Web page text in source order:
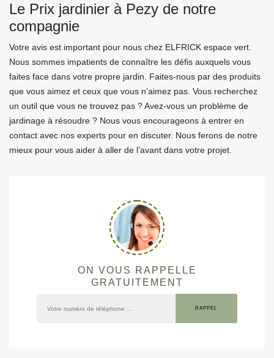
Le Prix jardinier à Pezy de notre
compagnie
Votre avis est important pour nous chez ELFRICK espace vert.
Nous sommes impatients de connaître les défis auxquels vous
faites face dans votre propre jardin. Faites-nous par des produits
que vous aimez et ceux que vous n'aimez pas. Vous recherchez
un outil que vous ne trouvez pas ? Avez-vous un problème de
jardinage à résoudre ? Nous vous encourageons à entrer en
contact avec nos experts pour en discuter. Nous ferons de notre
mieux pour vous aider à aller de l’avant dans votre projet.
ON VOUS RAPPELLE
GRATUITEMENT